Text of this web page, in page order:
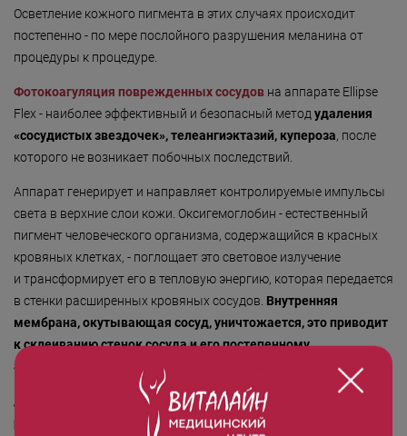
Осветление кожного пигмента в этих случаях происходит
постепенно - по мере послойного разрушения меланина от
процедуры к процедуре.
Фотокоагуляция поврежденных сосудов на аппарате Ellipse
Flex - наиболее эффективный и безопасный метод удаления
«сосудистых звездочек», телеангиэктазий, купероза, после
которого не возникает побочных последствий.
Аппарат генерирует и направляет контролируемые импульсы
света в верхние слои кожи. Оксигемоглобин - естественный
пигмент человеческого организма, содержащийся в красных
кровяных клетках, - поглощает это световое излучение
и трансформирует его в тепловую энергию, которая передается
в стенки расширенных кровяных сосудов. Внутренняя
мембрана, окутывающая сосуд, уничтожается, это приводит
к склеиванию стенок сосуда и его постепенному
атрофированию
Данный метод позволяет удалять практически все
разновидности поврежденных сосудов: крупные, средние,